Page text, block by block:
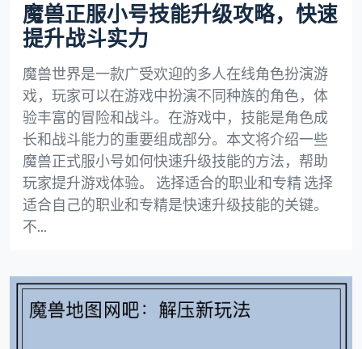
魔兽正服小号技能升级攻略，快速
提升战斗实力
魔兽世界是一款广受欢迎的多人在线角色扮演游
戏，玩家可以在游戏中扮演不同种族的角色，体
验丰富的冒险和战斗。在游戏中，技能是角色成
长和战斗能力的重要组成部分。本文将介绍一些
魔兽正式服小号如何快速升级技能的方法，帮助
玩家提升游戏体验。 选择适合的职业和专精 选择
适合自己的职业和专精是快速升级技能的关键。
不...